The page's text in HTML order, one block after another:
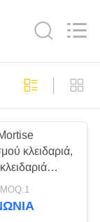
κλειδαριά,
για